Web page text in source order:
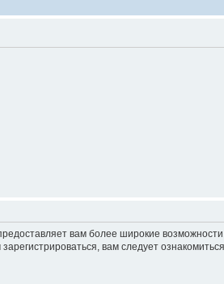
вам более широкие
вам следует